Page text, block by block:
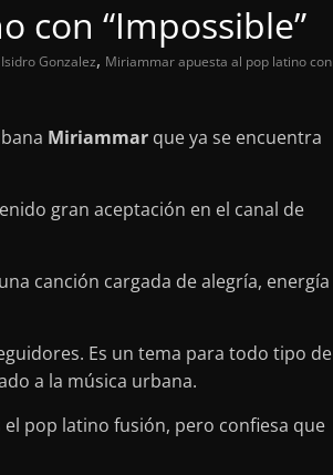
con “Impossible”
Isidro Gonzalez, Miriammar apuesta al pop latino con
Miriammar que ya se encuentra
gran aceptación en el canal de
canción cargada de alegría, energía
Es un tema para todo tipo de
a la música urbana.
pop latino fusión, pero confiesa que